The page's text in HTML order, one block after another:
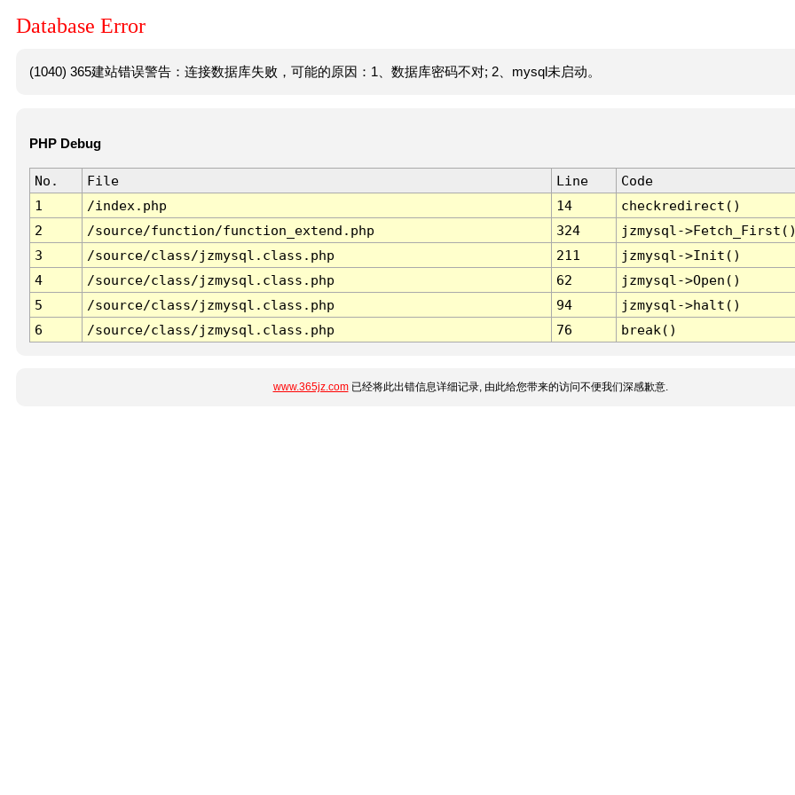
Database Error
(1040) 365建站错误警告：连接数据库失败，可能的原因：1、数据库密码不对; 2、mysql未启动。
PHP Debug
No. File Line
Code
1
/index.php 14
checkredirect()
2
/source/function/function_extend.php 324
jzmysql-
3
/source/class/jzmysql.class.php 211
jzmysql->Init()
4
/source/class/jzmysql.class.php 62
jzmysql->Open()
5
/source/class/jzmysql.class.php 94
jzmysql->halt()
6
/source/class/jzmysql.class.php 76 break()
www.365jz.com已经将此出错信息详细记录, 由此给您带来的访问不便我们深感歉意.